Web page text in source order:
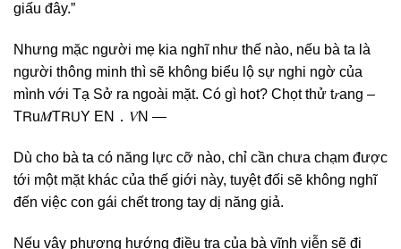
giấu đây.”
Nhưng mặc người mẹ kia nghĩ như thế nào, nếu bà ta là
người thông minh thì sẽ không biểu lộ sự nghi ngờ của
mình với Tạ Sở ra ngoài mặt. Có‎ gì‎ hot?‎ Chọt‎ thử‎ t𝑟ang‎ –‎
T𝖱u𝑀T𝖱𝖴Y‎ EN．𝑉N‎ —
Dù cho bà ta có năng lực cỡ nào, chỉ cần chưa chạm được
tới một mặt khác của thế giới này, tuyệt đối sẽ không nghĩ
đến việc con gái chết trong tay dị năng giả.
Nếu vậy phương hướng điều tra của bà vĩnh viễn sẽ đi